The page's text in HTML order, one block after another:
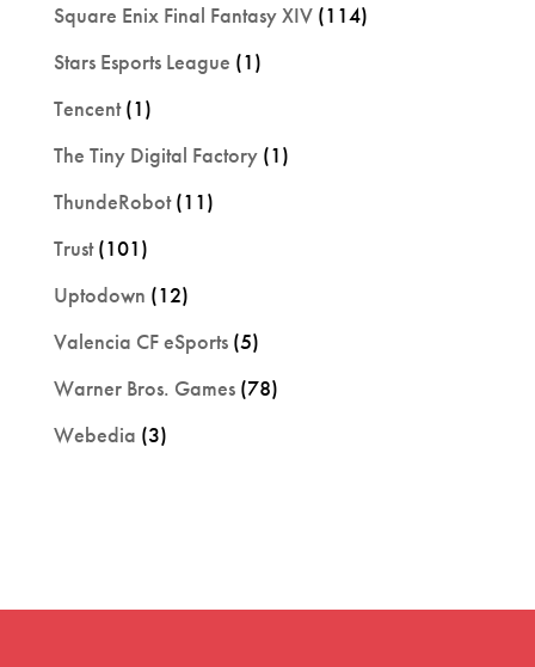
Square Enix Final Fantasy XIV(114)
Stars Esports League (1)
Tencent(1)
The Tiny Digital Factory(1)
ThundeRobot(11)
Trust(101)
Uptodown (12)
Valencia CF eSports(5)
Warner Bros. Games(78)
Webedia (3)